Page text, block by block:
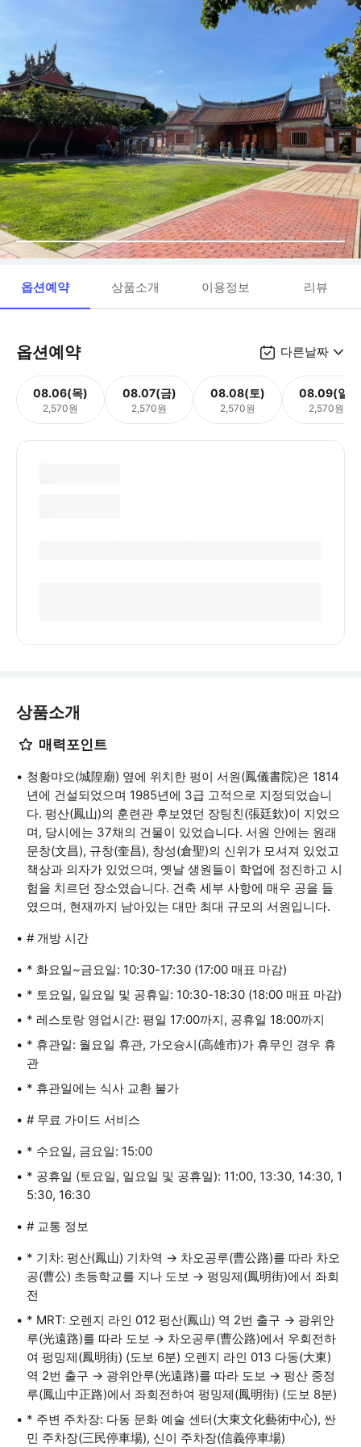
옵션예약 상품소개 이용정보 리뷰
옵션예약 다른날짜
08.06(목)
2,570원
08.07(금)
2,570원
08.08(토)
2,570원
08.09(일)
2,570원
상품소개
매력포인트
청황먀오(城隍廟) 옆에 위치한 펑이 서원(鳳儀書院)은 1814
년에 건설되었으며 1985년에 3급 고적으로 지정되었습니
다. 펑산(鳳山)의 훈련관 후보였던 장팅친(張廷欽)이 지었으
며, 당시에는 37채의 건물이 있었습니다. 서원 안에는 원래
문창(文昌), 규창(奎昌), 창성(倉聖)의 신위가 모셔져 있었고
책상과 의자가 있었으며, 옛날 생원들이 학업에 정진하고 시
험을 치르던 장소였습니다. 건축 세부 사항에 매우 공을 들
였으며, 현재까지 남아있는 대만 최대 규모의 서원입니다.
# 개방 시간
* 화요일~금요일: 10:30-17:30 (17:00 매표 마감)
* 토요일, 일요일 및 공휴일: 10:30-18:30 (18:00 매표 마감)
* 레스토랑 영업시간: 평일 17:00까지, 공휴일 18:00까지
* 휴관일: 월요일 휴관, 가오슝시(高雄市)가 휴무인 경우 휴
관
* 휴관일에는 식사 교환 불가
# 무료 가이드 서비스
* 수요일, 금요일: 15:00
* 공휴일 (토요일, 일요일 및 공휴일): 11:00, 13:30, 14:30, 1
5:30, 16:30
# 교통 정보
* 기차: 펑산(鳳山) 기차역 → 차오공루(曹公路)를 따라 차오
공(曹公) 초등학교를 지나 도보 → 펑밍제(鳳明街)에서 좌회
전
* MRT: 오렌지 라인 012 펑산(鳳山) 역 2번 출구 → 광위안
루(光遠路)를 따라 도보 → 차오공루(曹公路)에서 우회전하
여 펑밍제(鳳明街) (도보 6분) 오렌지 라인 013 다동(大東)
역 2번 출구 → 광위안루(光遠路)를 따라 도보 → 펑산 중정
루(鳳山中正路)에서 좌회전하여 펑밍제(鳳明街) (도보 8분)
* 주변 주차장: 다동 문화 예술 센터(大東文化藝術中心), 싼
민 주차장(三民停車場), 신이 주차장(信義停車場)